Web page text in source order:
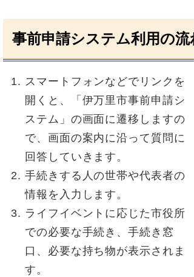
事前申請システム利用の流
スマートフォンなどでリンクを
開くと、「伊万里市事前申請シ
ステム」の画面に遷移しますの
で、画面の案内に沿って質問に
回答していきます。
手続きする人の世帯や代表者の
情報を入力します。
ライフイベントに応じた市役所
での必要な手続き、手続き窓
口、必要な持ち物が表示されま
す。